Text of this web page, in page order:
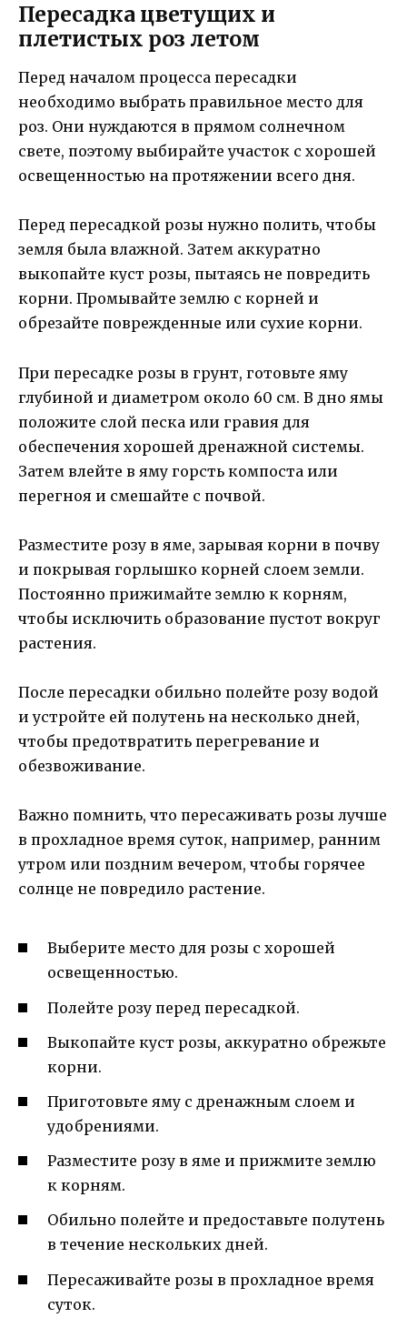
Пересадка цветущих и
плетистых роз летом
Перед началом процесса пересадки
необходимо выбрать правильное место для
роз. Они нуждаются в прямом солнечном
свете, поэтому выбирайте участок с хорошей
освещенностью на протяжении всего дня.
Перед пересадкой розы нужно полить, чтобы
земля была влажной. Затем аккуратно
выкопайте куст розы, пытаясь не повредить
корни. Промывайте землю с корней и
обрезайте поврежденные или сухие корни.
При пересадке розы в грунт, готовьте яму
глубиной и диаметром около 60 см. В дно ямы
положите слой песка или гравия для
обеспечения хорошей дренажной системы.
Затем влейте в яму горсть компоста или
перегноя и смешайте с почвой.
Разместите розу в яме, зарывая корни в почву
и покрывая горлышко корней слоем земли.
Постоянно прижимайте землю к корням,
чтобы исключить образование пустот вокруг
растения.
После пересадки обильно полейте розу водой
и устройте ей полутень на несколько дней,
чтобы предотвратить перегревание и
обезвоживание.
Важно помнить, что пересаживать розы лучше
в прохладное время суток, например, ранним
утром или поздним вечером, чтобы горячее
солнце не повредило растение.
Выберите место для розы с хорошей
освещенностью.
Полейте розу перед пересадкой.
Выкопайте куст розы, аккуратно обрежьте
корни.
Приготовьте яму с дренажным слоем и
удобрениями.
Разместите розу в яме и прижмите землю
к корням.
Обильно полейте и предоставьте полутень
в течение нескольких дней.
Пересаживайте розы в прохладное время
суток.